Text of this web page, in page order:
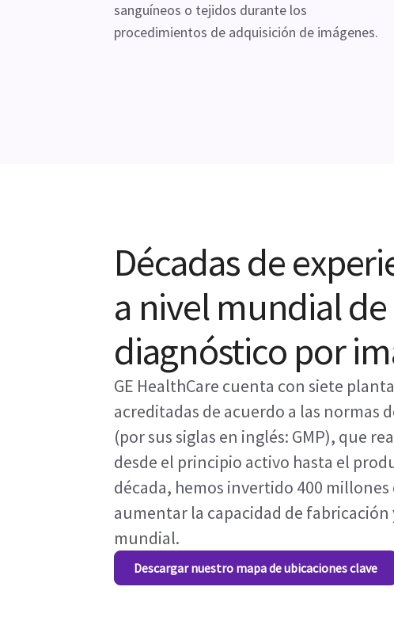
sanguíneos o tejidos durante los
procedimientos de adquisición de imágenes.
Décadas de
a nivel mundial
diagnóstico por
GE HealthCare cuenta con siete
acreditadas de acuerdo a las normas
(por sus siglas en inglés: GMP), que
desde el principio activo hasta el
década, hemos invertido 400
aumentar la capacidad de
mundial.
Descargar nuestro mapa de ubicaciones clave